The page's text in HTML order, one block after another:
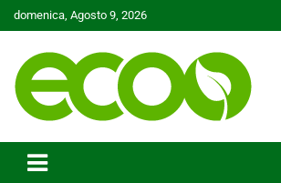
Skip
to
domenica, Agosto 9, 2026
Ecoo.it